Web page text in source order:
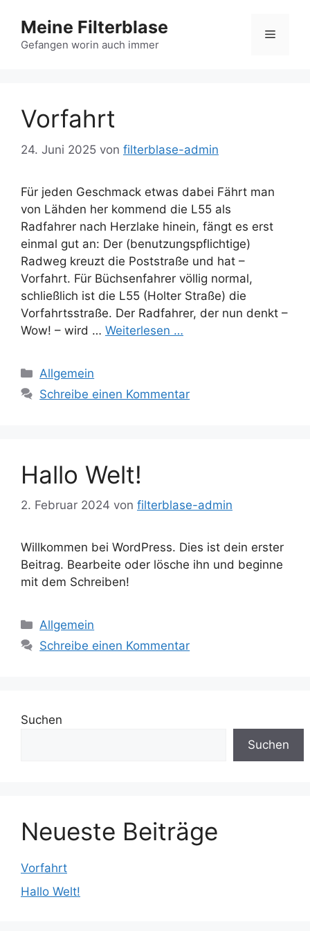
Inhalt
springen
Meine Filterblase
Gefangen worin auch immer
Menü
Vorfahrt
24. Juni 2025 von filterblase-admin
Für jeden Geschmack etwas dabei Fährt man
von Lähden her kommend die L55 als
Radfahrer nach Herzlake hinein, fängt es erst
einmal gut an: Der (benutzungspflichtige)
Radweg kreuzt die Poststraße und hat –
Vorfahrt. Für Büchsenfahrer völlig normal,
schließlich ist die L55 (Holter Straße) die
Vorfahrtsstraße. Der Radfahrer, der nun denkt –
Wow! – wird … Weiterlesen …
Kategorien
Allgemein
Schreibe einen Kommentar
Hallo Welt!
2. Februar 2024 von filterblase-admin
Willkommen bei WordPress. Dies ist dein erster
Beitrag. Bearbeite oder lösche ihn und beginne
mit dem Schreiben!
Kategorien
Allgemein
Schreibe einen Kommentar
Suchen
Suchen
Neueste Beiträge
Vorfahrt
Hallo Welt!